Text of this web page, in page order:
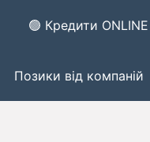
🟢 Кредити ONLINE
Позики від компаній